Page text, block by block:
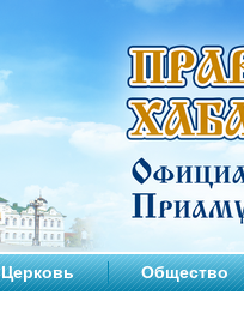
Церковь Общество